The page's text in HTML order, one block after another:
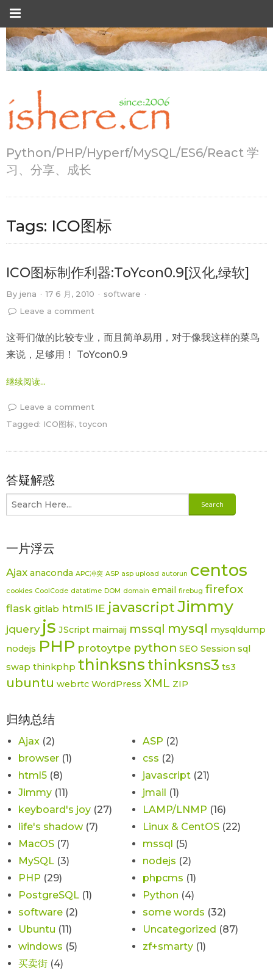
Python/PHP/Hyperf/MySQL/ES6/React 学
习、分享、成长
Tags: ICO图标
ICO图标制作利器:ToYcon0.9[汉化,绿软]
By jena · 17 6 月, 2010 · software ·
Leave a comment
这哥们做的比较专业，而且简单易用，对于像我这样的菜鸟
来说，足够用！ ToYcon0.9
继续阅读...
Leave a comment
Tagged: ICO图标, toycon
答疑解惑
一片浮云
Ajax anaconda APC冲突 ASP asp upload autorun centos
cookies CoolCode datatime DOM domain email firebug firefox
flask gitlab html5 IE javascriptJimmy
jquery js JScript maimaij mssql mysql mysqldump
nodejs PHP protoytpe python SEO Session sql
swap thinkphp thinksns thinksns3 ts3
ubuntu webrtc WordPress XML ZIP
归纳总结
Ajax (2) ASP (2)
browser (1) css (2)
html5 (8) javascript (21)
Jimmy (11) jmail (1)
keyboard's joy (27) LAMP/LNMP (16)
life's shadow(7) Linux & CentOS (22)
MacOS (7) mssql (5)
MySQL (3) nodejs (2)
PHP (29) phpcms (1)
PostgreSQL (1) Python (4)
software (2) some words (32)
Ubuntu (11) Uncategorized (87)
windows (5) zf+smarty (1)
买卖街 (4)